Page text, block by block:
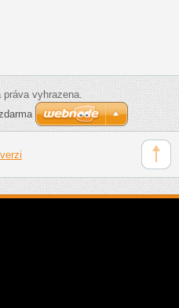
vyhrazena.